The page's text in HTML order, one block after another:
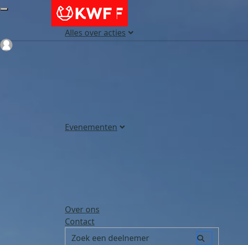
Alles over acties
Evenementen
Over ons
Contact